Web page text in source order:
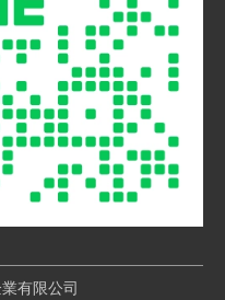
有限公司